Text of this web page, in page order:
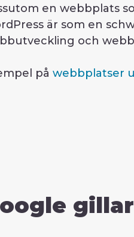
en webbplats
är som en
och
på webbplatser